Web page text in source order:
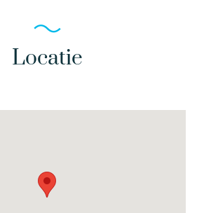
Locatie